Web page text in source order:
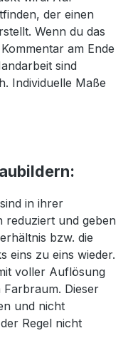
der einen
Wenn du das
am Ende
sind
Individuelle Maße
in ihrer
reduziert und geben
bzw. die
eins zu eins wieder.
voller Auflösung
Farbraum. Dieser
und nicht
Regel nicht